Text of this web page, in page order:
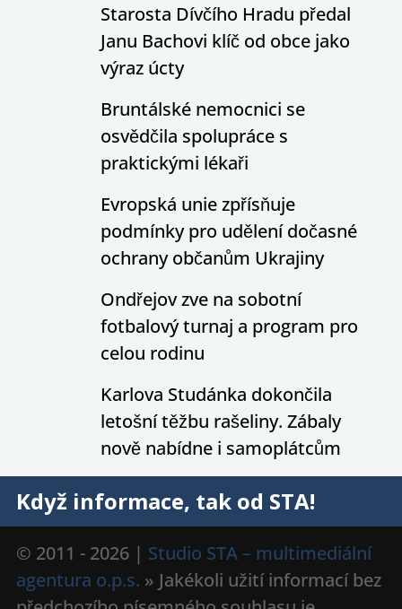
Starosta Dívčího Hradu předal
Janu Bachovi klíč od obce jako
výraz úcty
Bruntálské nemocnici se
osvědčila spolupráce s
praktickými lékaři
Evropská unie zpřísňuje
podmínky pro udělení dočasné
ochrany občanům Ukrajiny
Ondřejov zve na sobotní
fotbalový turnaj a program pro
celou rodinu
Karlova Studánka dokončila
letošní těžbu rašeliny. Zábaly
nově nabídne i samoplátcům
Když informace, tak od STA!
© 2011 - 2026 | Studio STA – multimediální
agentura o.p.s. » Jakékoli užití informací bez